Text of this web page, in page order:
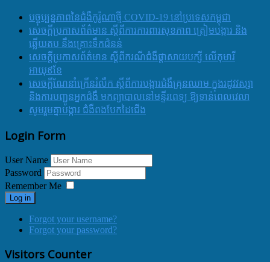
បច្ចុប្បន្នភាពនៃជំងឺកូរ៉ូណាថ្មី COVID-19 នៅប្រទេសកម្ពុជា
សេចក្តីប្រកាសព័ត៌មាន ស្តីពីការការពារសុខភាព ត្រៀមបង្ការ និង
ឆ្លើយតប នឹងគ្រោះទឹកជំនន់
សេចក្តីប្រកាសព័ត៌មាន ស្តីពីករណីជំងឺផ្តាសាយបក្សី លើកុមារី
អាយុ៩ខែ
សេចក្ដីណែនាំក្រើនរំលឹក ស្ដីពីការបង្ការជំងឺគ្រុនឈាម ក្នុងរដូវវស្សា
និងការបញ្ជូនអ្នកជំងឺ មកព្យាបាលនៅមន្ទីរពេទ្យ ឱ្យទាន់ពេលវេលា
សូមរួមគ្នាបង្ការ ជំងឺពងបែកដៃជើង
Login Form
User Name
Password
Remember Me
Log in
Forgot your username?
Forgot your password?
Visitors Counter